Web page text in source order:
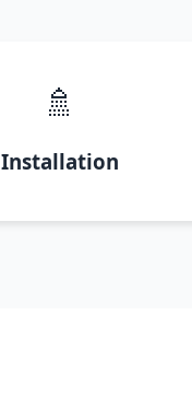
🚿
Installation